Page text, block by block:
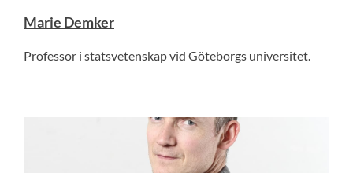
Marie Demker
Professor i statsvetenskap vid Göteborgs universitet.